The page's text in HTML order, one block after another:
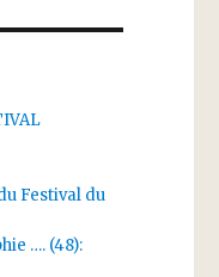
Festival du
…. (48):